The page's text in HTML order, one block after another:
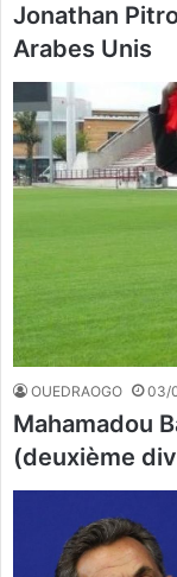
Jonathan
Arabes Unis
OUEDRAOGO 03/
Mahamadou
(deuxième